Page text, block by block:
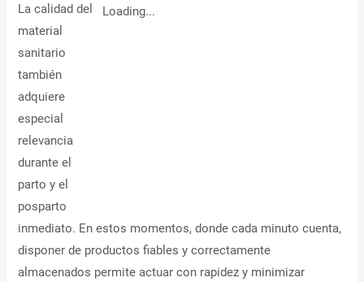
Loading...
La calidad del
material
sanitario
también
adquiere
especial
relevancia
durante el
parto y el
posparto
inmediato. En estos momentos, donde cada minuto cuenta,
disponer de productos fiables y correctamente
almacenados permite actuar con rapidez y minimizar